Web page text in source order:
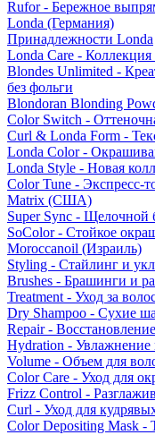
Rufor - Бережное
Londa (Германия)
Принадлежности Londa
Londa Care - Коллекция
Blondes Unlimited -
без фольги
Blondoran Blonding
Color Switch -
Curl & Londa Form -
Londa Color -
Londa Style - Новая
Color Tune - Экспресс-
Matrix (США)
Super Sync - Щелочной
SoColor - Стойкое
Moroccanoil (Израиль)
Styling - Стайлинг и
Brushes - Брашинги и
Treatment - Уход за
Dry Shampoo - Сухие
Repair -
Hydration - Увлажнение
Volume - Объем для
Color Care - Уход для
Frizz Control -
Curl - Уход для
Color Depositing Mask